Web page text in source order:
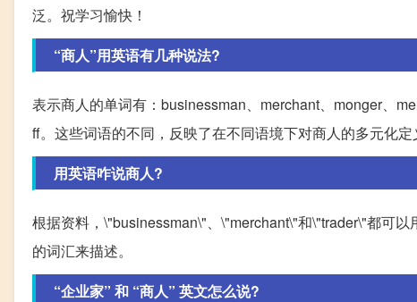
泛。祝学习愉快！
“商人”用英语有几种说法?
表示商人的单词有：businessman、merchant、monger、
ff。这些词语的不同，反映了在不同语境下对商人的多元化定
用英语咋说商人?
根据资料，\"businessman\"、\"merchant\"和\"trader\"都可
的词汇来描述。
“企业家” 和 “商人” 英文怎么说?